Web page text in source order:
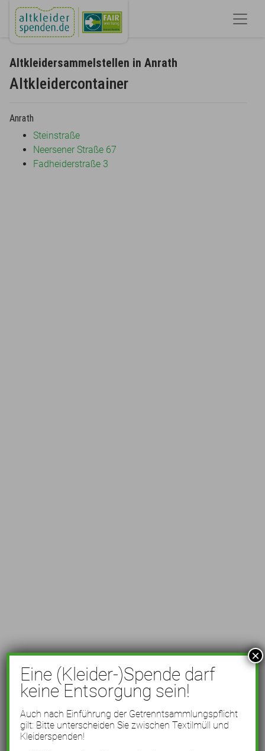
Altkleidersammelstellen in Anrath
Altkleidercontainer
Anrath
Steinstraße
Neersener Straße 67
Fadheiderstraße 3
Eine (Kleider-)Spende darf
keine Entsorgung sein!
Auch nach Einführung der Getrenntsammlungspflicht
gilt: Bitte unterscheiden Sie zwischen Textilmüll und
Kleiderspenden!
×